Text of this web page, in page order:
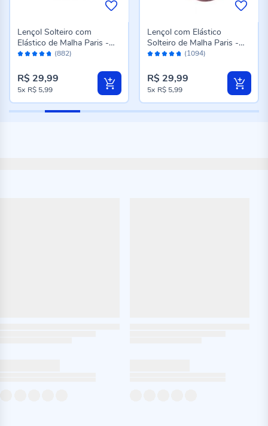
Avaliação: (882)
Lençol Solteiro com
Elástico de Malha Paris -
Cinza
R$ 29,99
5x R$ 5,99
Avaliação: (1094)
Lençol com Elástico
Solteiro de Malha Paris -
Rosa Cravo
R$ 29,99
5x R$ 5,99